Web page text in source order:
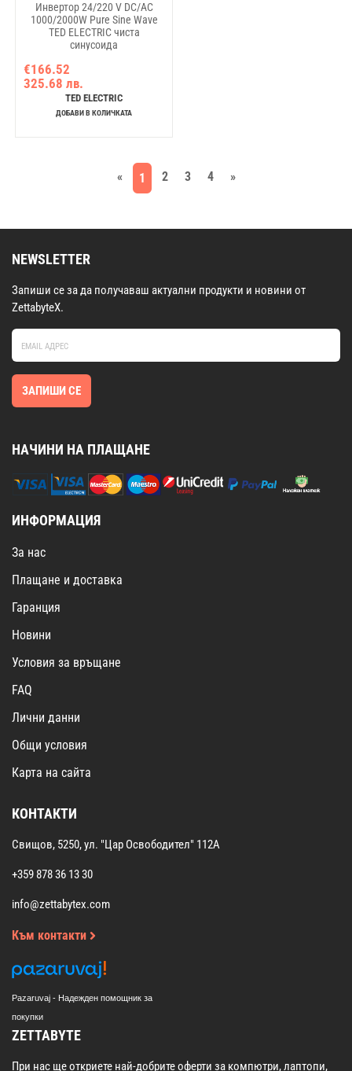
Инвертор 24/220 V DC/AC
1000/2000W Pure Sine Wave
TED ELECTRIC чиста
синусоида
€166.52
325.68 лв.
TED ELECTRIC
ДОБАВИ В КОЛИЧКАТА
« 1 2 3 4 »
NEWSLETTER
Запиши се за да получаваш актуални продукти и новини от
ZettabyteX.
ЗАПИШИ СЕ
НАЧИНИ НА ПЛАЩАНЕ
ИНФОРМАЦИЯ
За нас
Плащане и доставка
Гаранция
Новини
Условия за връщане
FAQ
Лични данни
Общи условия
Карта на сайта
КОНТАКТИ
Свищов, 5250, ул. "Цар Освободител" 112А
+359 878 36 13 30
info@zettabytex.com
Към контакти
Pazaruvaj - Надежден помощник за
покупки
ZETTABYTE
При нас ще откриете най-добрите оферти за компютри, лаптопи,